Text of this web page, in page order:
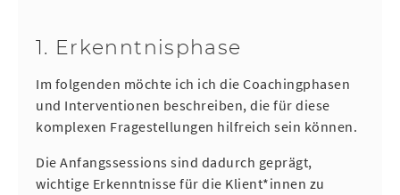
1. Erkenntnisphase
Im folgenden möchte ich ich die Coachingphasen
und Interventionen beschreiben, die für diese
komplexen Fragestellungen hilfreich sein können.
Die Anfangssessions sind dadurch geprägt,
wichtige Erkenntnisse für die Klient*innen zu